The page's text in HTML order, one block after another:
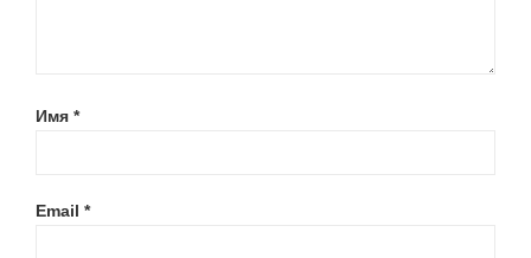
Имя *
Email *